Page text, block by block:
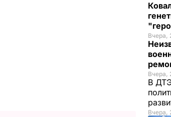
Вчера,
Вчера,
В
Вчера,